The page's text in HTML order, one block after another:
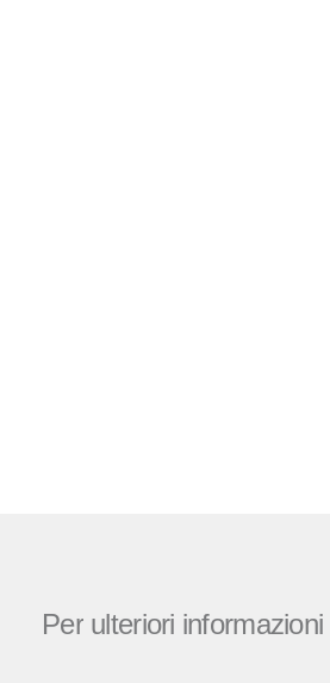
Per ulteriori informazioni